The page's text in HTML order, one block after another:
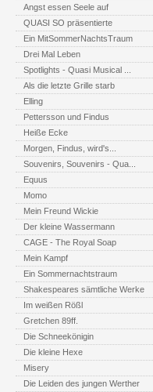
Angst essen Seele auf
QUASI SO präsentierte
Ein MitSommerNachtsTraum
Drei Mal Leben
Spotlights - Quasi Musical ...
Als die letzte Grille starb
Elling
Pettersson und Findus
Heiße Ecke
Morgen, Findus, wird's...
Souvenirs, Souvenirs - Qua...
Equus
Momo
Mein Freund Wickie
Der kleine Wassermann
CAGE - The Royal Soap
Mein Kampf
Ein Sommernachtstraum
Shakespeares sämtliche Werke
Im weißen Rößl
Gretchen 89ff.
Die Schneekönigin
Die kleine Hexe
Misery
Die Leiden des jungen Werther